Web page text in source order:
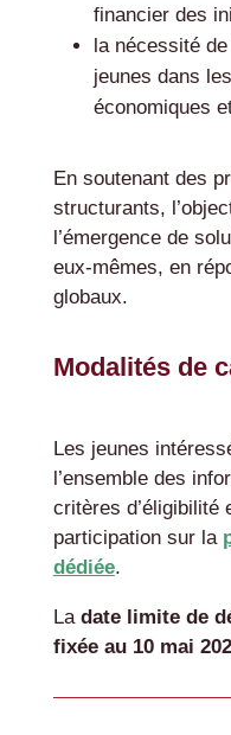
financier des
la nécessité
jeunes dans
économiques
En soutenant des
structurants,
l’émergence de
eux-mêmes, en
globaux.
Modalités de
Les jeunes
l’ensemble des
critères d’éligibilité
participation sur la
dédiée.
La date limite de
fixée au 10 mai